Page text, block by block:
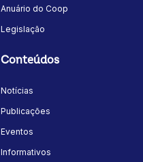
Anuário do Coop
Legislação
Conteúdos
Notícias
Publicações
Eventos
Informativos